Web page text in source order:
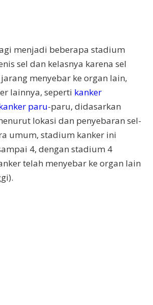
menjadi beberapa stadium
sel dan kelasnya karena sel
menyebar ke organ lain,
lainnya, seperti kanker
paru-paru, didasarkan
lokasi dan penyebaran sel-
umum, stadium kanker ini
4, dengan stadium 4
telah menyebar ke organ lain